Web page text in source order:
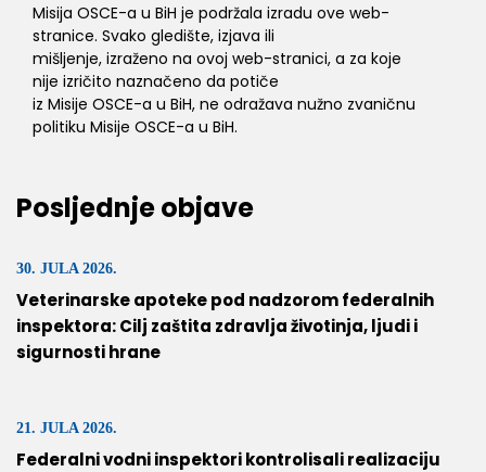
Misija OSCE-a u BiH je podržala izradu ove web-
stranice. Svako gledište, izjava ili
mišljenje, izraženo na ovoj web-stranici, a za koje
nije izričito naznačeno da potiče
iz Misije OSCE-a u BiH, ne odražava nužno zvaničnu
politiku Misije OSCE-a u BiH.
Posljednje objave
30. JULA 2026.
Veterinarske apoteke pod nadzorom federalnih
inspektora: Cilj zaštita zdravlja životinja, ljudi i
sigurnosti hrane
21. JULA 2026.
Federalni vodni inspektori kontrolisali realizaciju